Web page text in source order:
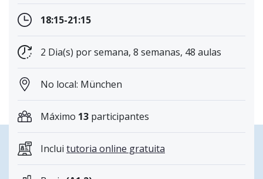
18:15-21:15
2 Dia(s) por semana, 8 semanas, 48 aulas
No local: München
Máximo 13 participantes
Inclui tutoria online gratuita